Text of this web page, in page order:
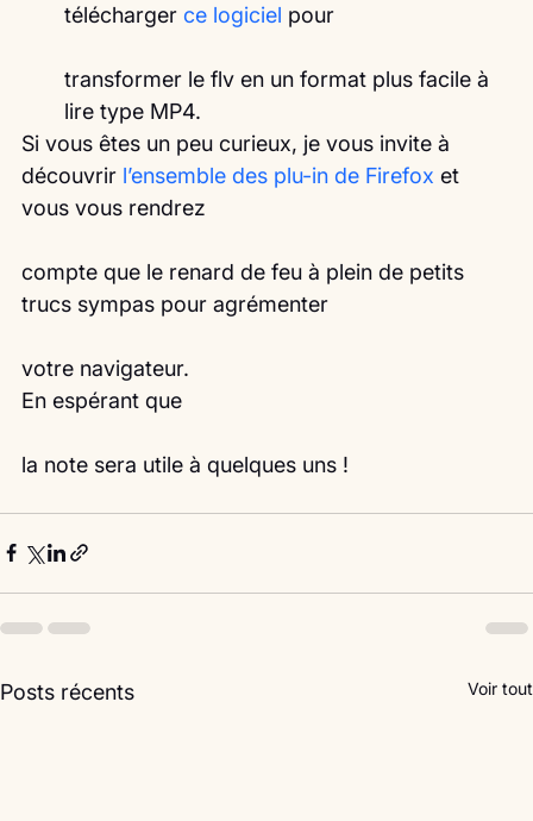
télécharger ce logiciel pour
transformer le flv en un format plus facile à
lire type MP4.
Si vous êtes un peu curieux, je vous invite à
découvrir l’ensemble des plu-in de Firefox et
vous vous rendrez
compte que le renard de feu à plein de petits
trucs sympas pour agrémenter
votre navigateur.
En espérant que
la note sera utile à quelques uns !
Posts récents Voir tout